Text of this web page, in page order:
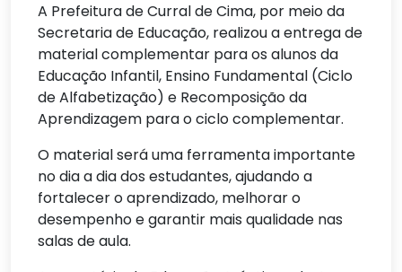
A Prefeitura de Curral de Cima, por meio da
Secretaria de Educação, realizou a entrega de
material complementar para os alunos da
Educação Infantil, Ensino Fundamental (Ciclo
de Alfabetização) e Recomposição da
Aprendizagem para o ciclo complementar.
O material será uma ferramenta importante
no dia a dia dos estudantes, ajudando a
fortalecer o aprendizado, melhorar o
desempenho e garantir mais qualidade nas
salas de aula.